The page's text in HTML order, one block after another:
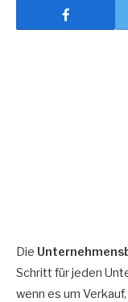
Die
Schritt für jeden
wenn es um